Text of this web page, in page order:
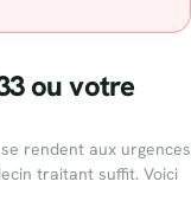
ou votre
rendent aux urgences
traitant suffit. Voici